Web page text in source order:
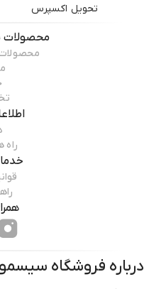
تحویل اکسپرس
محصولات
راه
درباره فروشگاه